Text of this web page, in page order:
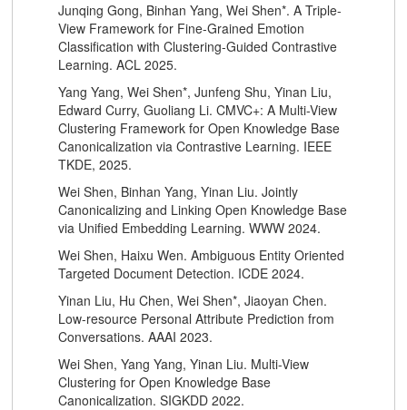
Junqing Gong, Binhan Yang, Wei Shen*. A Triple-
View Framework for Fine-Grained Emotion
Classification with Clustering-Guided Contrastive
Learning. ACL 2025.
Yang Yang, Wei Shen*, Junfeng Shu, Yinan Liu,
Edward Curry, Guoliang Li. CMVC+: A Multi-View
Clustering Framework for Open Knowledge Base
Canonicalization via Contrastive Learning. IEEE
TKDE, 2025.
Wei Shen, Binhan Yang, Yinan Liu. Jointly
Canonicalizing and Linking Open Knowledge Base
via Unified Embedding Learning. WWW 2024.
Wei Shen, Haixu Wen. Ambiguous Entity Oriented
Targeted Document Detection. ICDE 2024.
Yinan Liu, Hu Chen, Wei Shen*, Jiaoyan Chen.
Low-resource Personal Attribute Prediction from
Conversations. AAAI 2023.
Wei Shen, Yang Yang, Yinan Liu. Multi-View
Clustering for Open Knowledge Base
Canonicalization. SIGKDD 2022.